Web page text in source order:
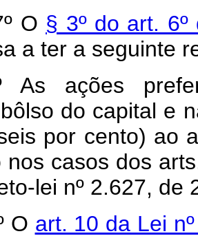
O § 3º do art.
a ter a seguinte
As ações
do capital e
por cento) ao
nos casos dos
lei nº 2.627, de
O art. 10 da Lei